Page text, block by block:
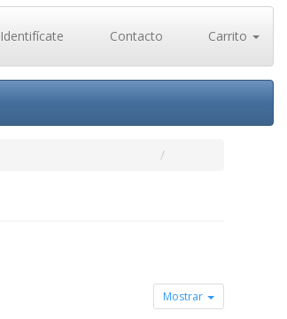
Identifícate Contacto Carrito
Mostrar